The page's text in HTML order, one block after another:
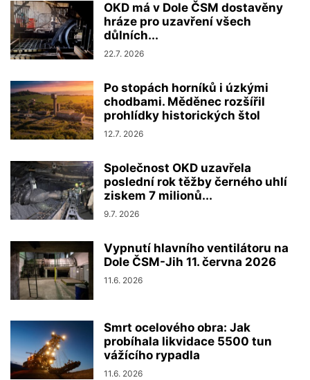
OKD má v Dole ČSM dostavěny
hráze pro uzavření všech
důlních...
22.7. 2026
Po stopách horníků i úzkými
chodbami. Měděnec rozšířil
prohlídky historických štol
12.7. 2026
Společnost OKD uzavřela
poslední rok těžby černého uhlí
ziskem 7 milionů...
9.7. 2026
Vypnutí hlavního ventilátoru na
Dole ČSM-Jih 11. června 2026
11.6. 2026
Smrt ocelového obra: Jak
probíhala likvidace 5500 tun
vážícího rypadla
11.6. 2026